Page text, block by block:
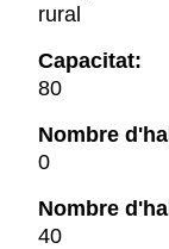
rural
Capacitat:
80
Nombre
0
Nombre
40